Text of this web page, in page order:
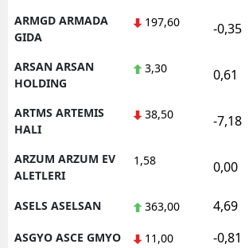
ARMGD ARMADA
GIDA
197,60 -0,35
ARSAN ARSAN
HOLDING
3,30 0,61
ARTMS ARTEMIS
HALI
38,50 -7,18
ARZUM ARZUM EV
ALETLERI
1,58 0,00
ASELS ASELSAN 363,00 4,69
ASGYO ASCE GMYO 11,00 -0,81